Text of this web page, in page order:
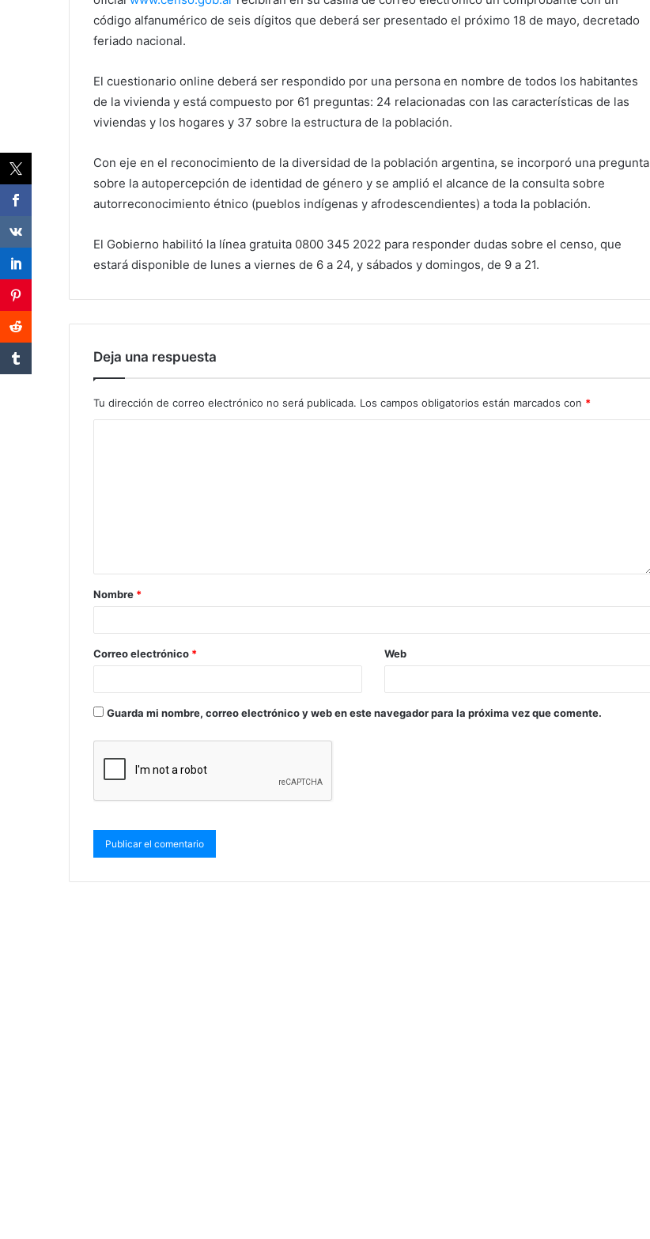
código alfanumérico de seis dígitos que deberá ser presentado el próximo 18 de mayo, decretado
feriado nacional.
El cuestionario online deberá ser respondido por una persona en nombre de todos los habitantes
de la vivienda y está compuesto por 61 preguntas: 24 relacionadas con las características de las
viviendas y los hogares y 37 sobre la estructura de la población.
Con eje en el reconocimiento de la diversidad de la población argentina, se incorporó una pregunta
sobre la autopercepción de identidad de género y se amplió el alcance de la consulta sobre
autorreconocimiento étnico (pueblos indígenas y afrodescendientes) a toda la población.
El Gobierno habilitó la línea gratuita 0800 345 2022 para responder dudas sobre el censo, que
estará disponible de lunes a viernes de 6 a 24, y sábados y domingos, de 9 a 21.
Deja una respuesta
Tu dirección de correo electrónico no será publicada. Los campos obligatorios están marcados con *
Nombre *
Correo electrónico * Web
Guarda mi nombre, correo electrónico y web en este navegador para la próxima vez que comente.